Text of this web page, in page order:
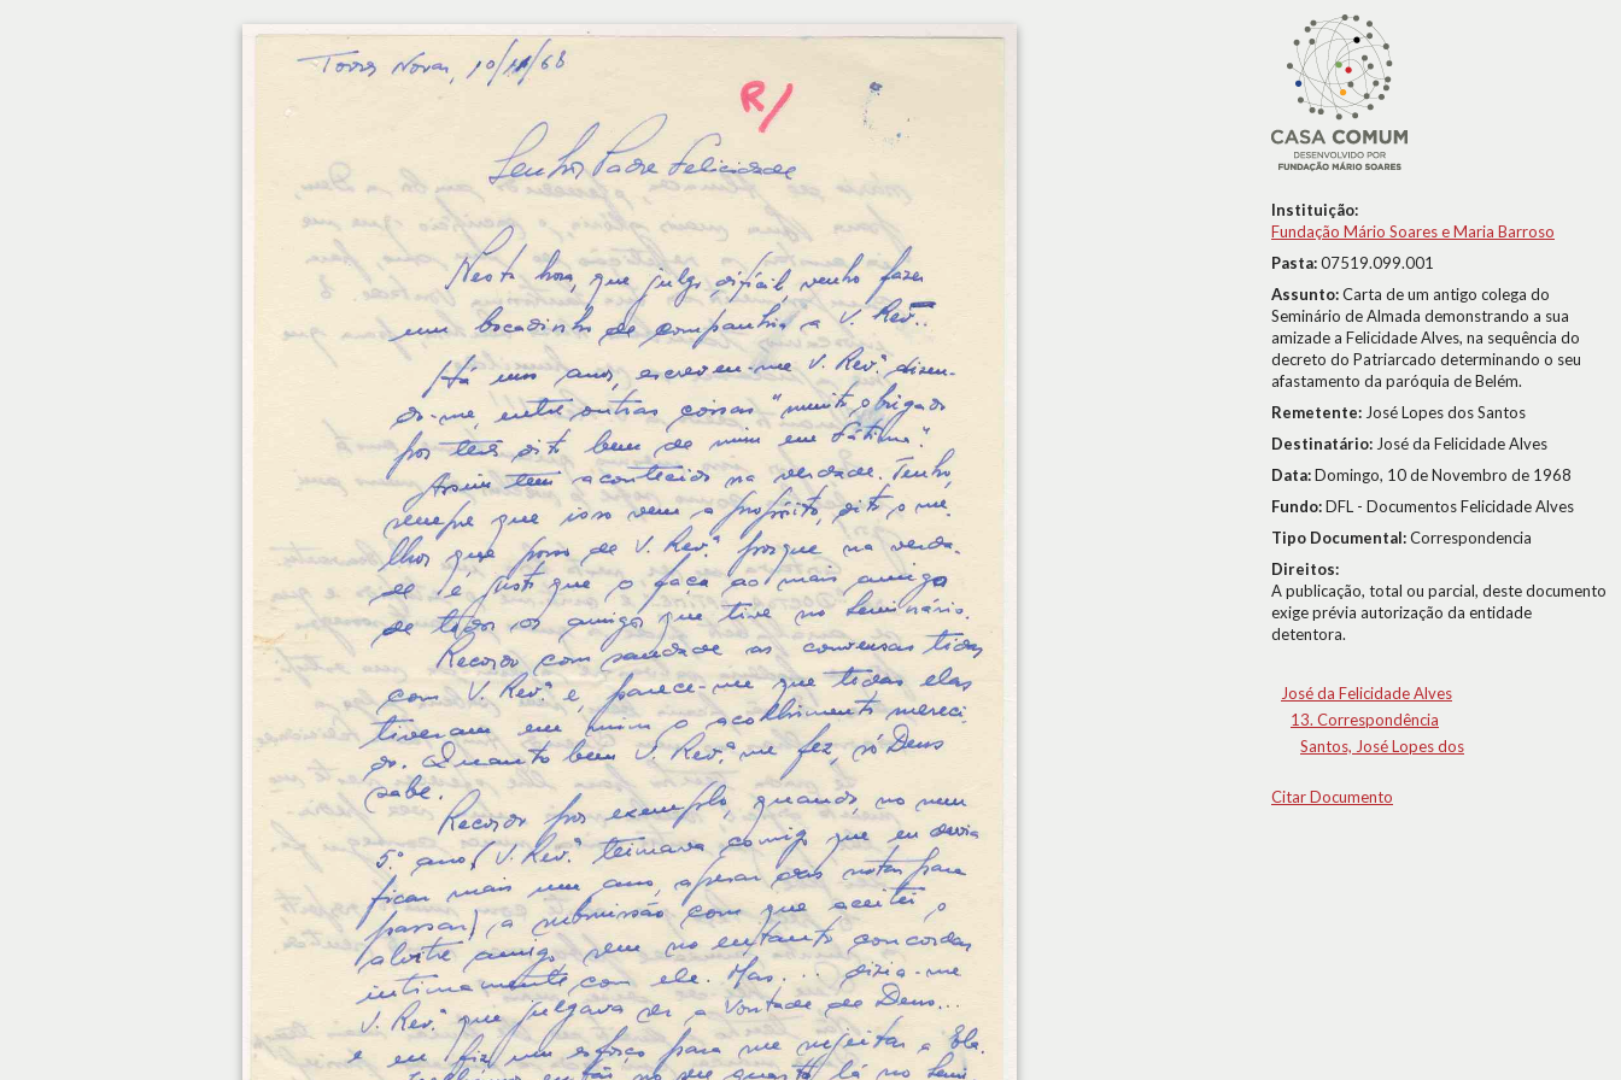
Instituição:
Fundação Mário Soares e Maria Barroso
Pasta:07519.099.001
Assunto:Carta de um antigo colega do
Seminário de Almada demonstrando a sua
amizade a Felicidade Alves, na sequência do
decreto do Patriarcado determinando o seu
afastamento da paróquia de Belém.
Remetente: José Lopes dos Santos
Destinatário: José da Felicidade Alves
Data:Domingo, 10 de Novembro de 1968
Fundo:DFL - Documentos Felicidade Alves
Tipo Documental:Correspondencia
Direitos:
A publicação, total ou parcial, deste documento
exige prévia autorização da entidade
detentora.
José da Felicidade Alves
13. Correspondência
Santos, José Lopes dos
Citar Documento